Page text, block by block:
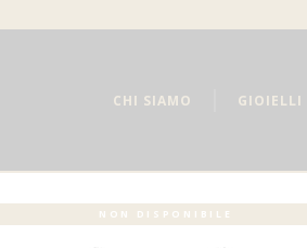
CHI SIAMO GIOIELLI
NON DISPONIBILE